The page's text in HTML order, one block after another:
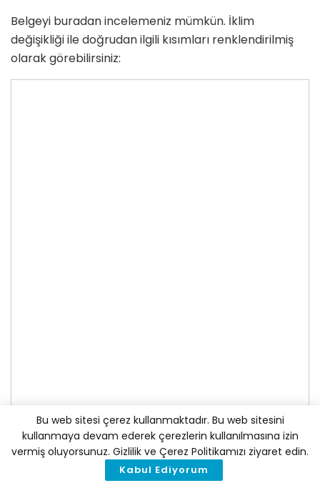
Belgeyi buradan incelemeniz mümkün. İklim
değişikliği ile doğrudan ilgili kısımları renklendirilmiş
olarak görebilirsiniz:
Bu web sitesi çerez kullanmaktadır. Bu web sitesini
kullanmaya devam ederek çerezlerin kullanılmasına izin
vermiş oluyorsunuz. Gizlilik ve Çerez Politikamızı ziyaret edin.
Kabul Ediyorum